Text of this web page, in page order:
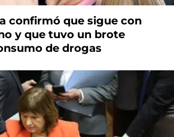
confirmó que sigue con
y que tuvo un brote
de drogas